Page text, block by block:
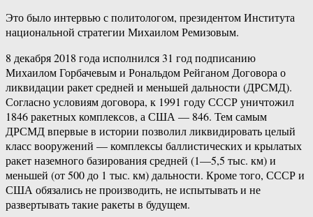
Это было интервью с политологом, президентом Института
национальной стратегии Михаилом Ремизовым.
8 декабря 2018 года исполнился 31 год подписанию
Михаилом Горбачевым и Рональдом Рейганом Договора о
ликвидации ракет средней и меньшей дальности (ДРСМД).
Согласно условиям договора, к 1991 году СССР уничтожил
1846 ракетных комплексов, а США — 846. Тем самым
ДРСМД впервые в истории позволил ликвидировать целый
класс вооружений — комплексы баллистических и крылатых
ракет наземного базирования средней (1—5,5 тыс. км) и
меньшей (от 500 до 1 тыс. км) дальности. Кроме того, СССР и
США обязались не производить, не испытывать и не
развертывать такие ракеты в будущем.